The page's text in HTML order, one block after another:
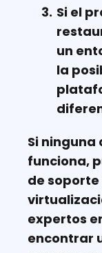
Si el
un
la
Si ninguna
funciona,
de
expertos
encontrar